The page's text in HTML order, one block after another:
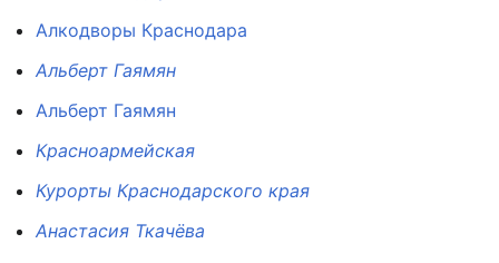
Алкодворы Краснодара
Альберт Гаямян
Альберт Гаямян
Красноармейская
Курорты Краснодарского края
Анастасия Ткачёва